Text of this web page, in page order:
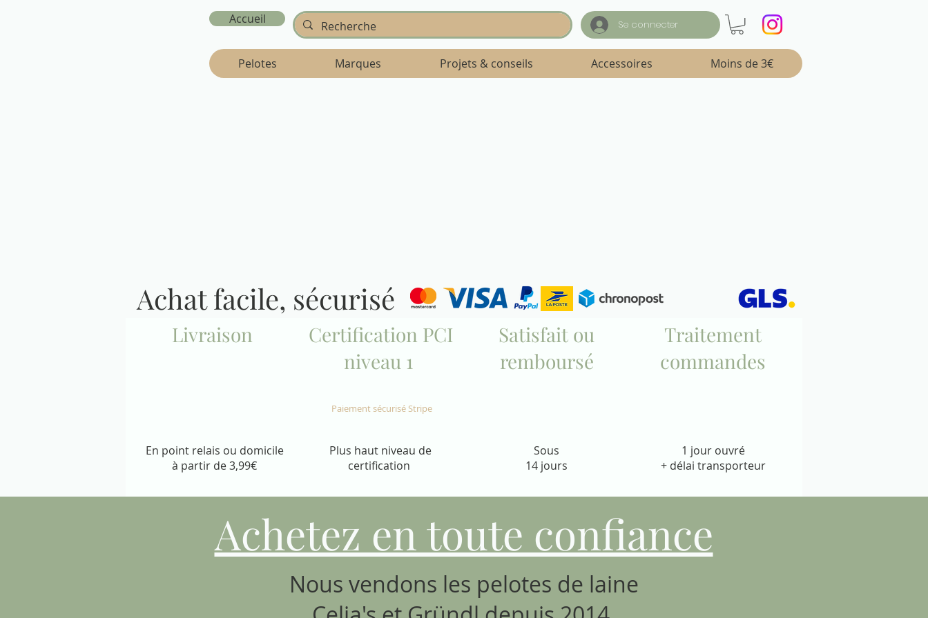
Accueil Se connecter
Pelotes Marques Projets & conseils Accessoires Moins de 3€
Achat facile, sécurisé
En point relais ou domicile
à partir de 3,99€
Livraison
Certification PCI
niveau 1
Plus haut niveau de
certification
Paiement sécurisé Stripe
Sous
14 jours
Satisfait ou
remboursé
1 jour ouvré
+ délai transporteur
Traitement
commandes
Achetez en toute confiance
Nous vendons les pelotes de laine